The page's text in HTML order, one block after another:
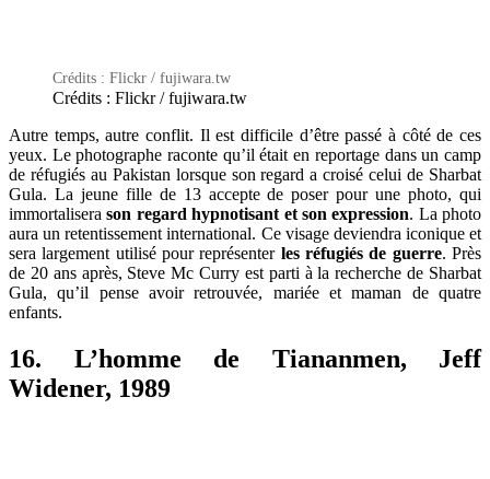
Crédits : Flickr / fujiwara.tw
Crédits : Flickr / fujiwara.tw
Autre temps, autre conflit. Il est difficile d’être passé à côté de ces
yeux. Le photographe raconte qu’il était en reportage dans un camp
de réfugiés au Pakistan lorsque son regard a croisé celui de Sharbat
Gula. La jeune fille de 13 accepte de poser pour une photo, qui
immortaliserason regard hypnotisant et son expression. La photo
aura un retentissement international. Ce visage deviendra iconique et
sera largement utilisé pour représenter les réfugiés de guerre. Près
de 20 ans après, Steve Mc Curry est parti à la recherche de Sharbat
Gula, qu’il pense avoir retrouvée, mariée et maman de quatre
enfants.
16. L’homme de Tiananmen, Jeff
Widener, 1989